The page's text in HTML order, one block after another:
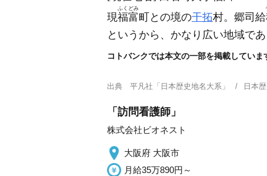
現福富
ふくどみ
町との境の干拓村。郷司給
というから、かなり広い地域で
コトバンクでは本文の一部を掲載してい
出典 平凡社「日本歴史地名大系」 日本
「訪問看護師」
株式会社ビオネスト
大阪府 大阪市
月給35万890円～